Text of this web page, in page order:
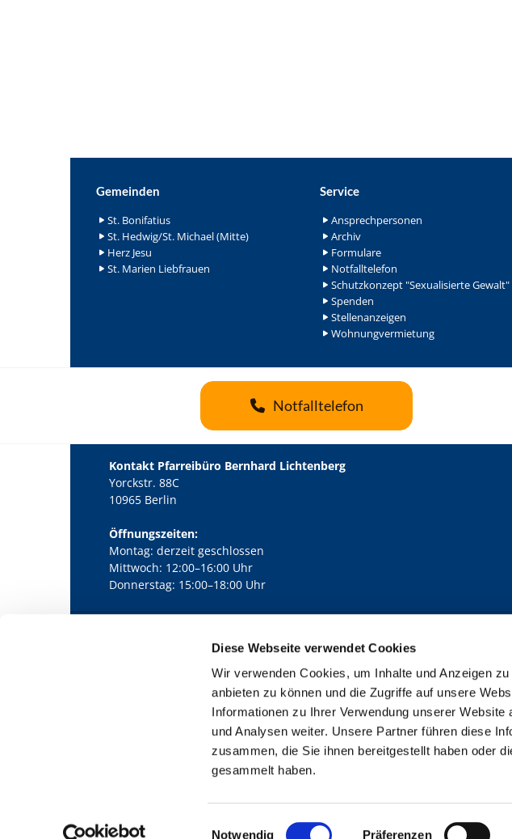
Diese Webseite verwendet Cookies
Wir verwenden Cookies, um Inhalte und Anzeigen
anbieten zu können und die Zugriffe auf unsere
Informationen zu Ihrer Verwendung unserer
und Analysen weiter. Unsere Partner führen diese
zusammen, die Sie ihnen bereitgestellt haben oder
gesammelt haben.
Notwendig Präferenzen
Gemeinden
St. Bonifatius
St. Hedwig/St. Michael (Mitte)
Herz Jesu
St. Marien Liebfrauen
Service
Ansprechpersonen
Archiv
Formulare
Notfalltelefon
Schutzkonzept "Sexualisierte Gewalt"
Spenden
Stellenanzeigen
Wohnungvermietung
Notfalltelefon
Kontakt Pfarreibüro Bernhard Lichtenberg
Yorckstr. 88C
10965 Berlin
Öffnungszeiten:
Montag: derzeit geschlossen
Mittwoch: 12:00–16:00 Uhr
Donnerstag: 15:00–18:00 Uhr
Kath. Kirchengemeinde Pfarrei Bernhard Lichtenberg Berlin-Mitte